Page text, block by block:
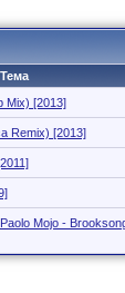
Тема
Mix) [2013]
Remix) [2013]
Mojo -